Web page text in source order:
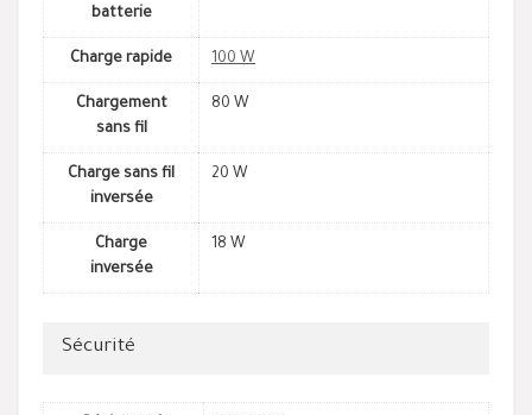
batterie
Charge rapide 100 W
Chargement
sans fil
80 W
Charge sans fil
inversée
20 W
Charge
inversée
18 W
Sécurité